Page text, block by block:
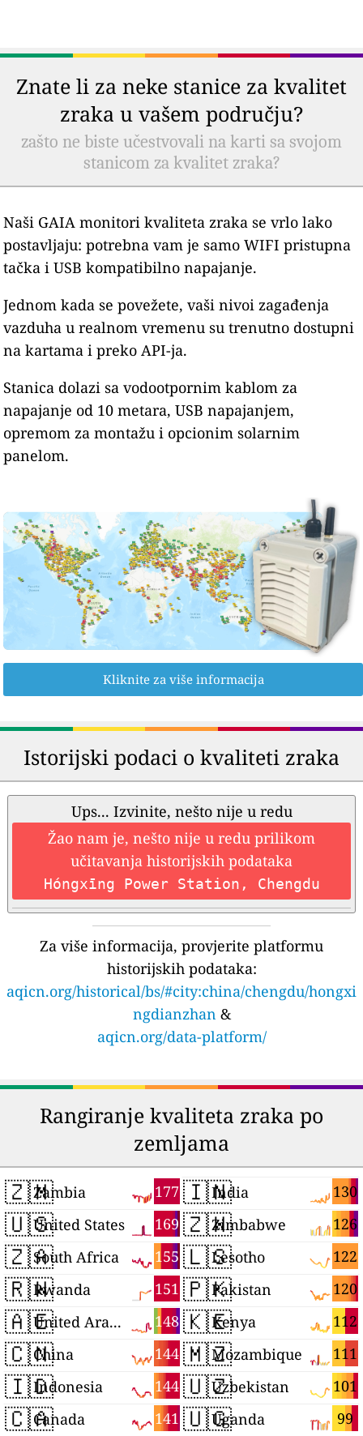
Znate li za neke stanice za kvalitet
zraka u vašem području?
zašto ne biste učestvovali na karti sa svojom
stanicom za kvalitet zraka?
Naši GAIA monitori kvaliteta zraka se vrlo lako
postavljaju: potrebna vam je samo WIFI pristupna
tačka i USB kompatibilno napajanje.
Jednom kada se povežete, vaši nivoi zagađenja
vazduha u realnom vremenu su trenutno dostupni
na kartama i preko API-ja.
Stanica dolazi sa vodootpornim kablom za
napajanje od 10 metara, USB napajanjem,
opremom za montažu i opcionim solarnim
panelom.
Kliknite za više informacija
Istorijski podaci o kvaliteti zraka
Ups... Izvinite, nešto nije u redu
Žao nam je, nešto nije u redu prilikom
učitavanja historijskih podataka
Hóngxīng Power Station, Chengdu
Za više informacija, provjerite platformu
historijskih podataka:
aqicn.org/historical/bs/#city:china/chengdu/hongxi
ngdianzhan &
aqicn.org/data-platform/
Rangiranje kvaliteta zraka po
zemljama
🇿🇲 177
Zambia
🇺🇸 169
United States
🇿🇦 155
South Africa
🇷🇼 151
Rwanda
🇦🇪 148
United Arab Emirates
🇨🇳 144
China
🇮🇩 144
Indonesia
🇨🇦 141
Canada
🇮🇳 130
India
🇿🇼 126
Zimbabwe
🇱🇸 122
Lesotho
🇵🇰 120
Pakistan
🇰🇪 112
Kenya
🇲🇿 111
Mozambique
🇺🇿 101
Uzbekistan
🇺🇬 99
Uganda